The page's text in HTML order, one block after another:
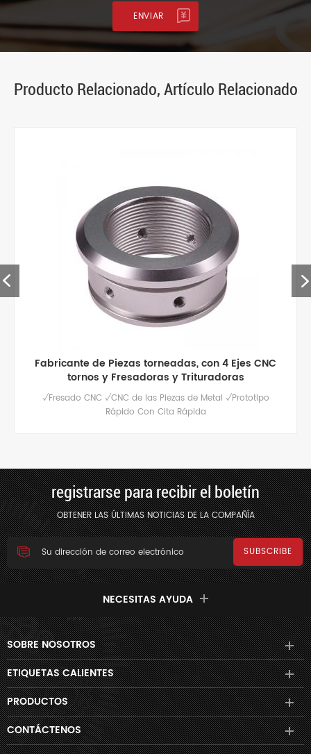
Producto Relacionado, Artículo Relacionado
torneadas, con 4 Ejes CNC
Fresadoras y Trituradoras
de las Piezas de Metal √Prototipo
piezas de
Servicio de
registrarse para recibir el boletín
OBTENER LAS ÚLTIMAS NOTICIAS DE LA COMPAÑÍA
NECESITAS AYUDA
SOBRE NOSOTROS
ETIQUETAS CALIENTES
PRODUCTOS
CONTÁCTENOS